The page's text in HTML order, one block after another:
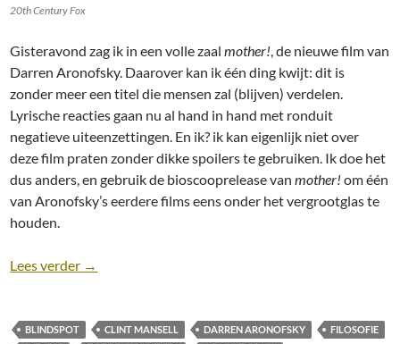
20th Century Fox
Gisteravond zag ik in een volle zaalmother!, de nieuwe film van
Darren Aronofsky. Daarover kan ik één ding kwijt: dit is
zonder meer een titel die mensen zal (blijven) verdelen.
Lyrische reacties gaan nu al hand in hand met ronduit
negatieve uiteenzettingen. En ik? ik kan eigenlijk niet over
deze film praten zonder dikke spoilers te gebruiken. Ik doe het
dus anders, en gebruik de bioscooprelease vanmother! om één
van Aronofsky’s eerdere films eens onder het vergrootglas te
houden.
Lees verder Classic review: The Fountain (Darren Aronofsky,
→
BLINDSPOT CLINT MANSELL DARREN ARONOFSKY
FILOSOFIE